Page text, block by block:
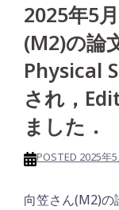
2025年5
(M2)の論
Physical
され，
ました．
POSTED 2025年
向笠さん(M2)